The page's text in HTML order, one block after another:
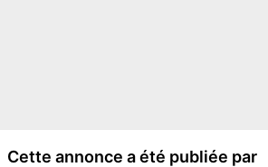
Cette annonce a été publiée par